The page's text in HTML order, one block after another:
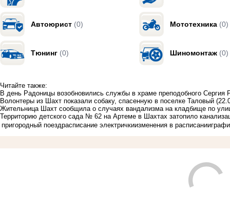
Автоюрист (0) Мототехника (0)
Тюнинг (0) Шиномонтаж (0)
Читайте также:
В день Радоницы возобновились службы в храме преподобного Сергия
Волонтеры из Шахт показали собаку, спасенную в поселке Таловый
Жительница Шахт сообщила о случаях вандализма на кладбище по
Территорию детского сада № 62 на Артеме в Шахтах затопило
пригородный поездрасписание электричкиизменения в расписании